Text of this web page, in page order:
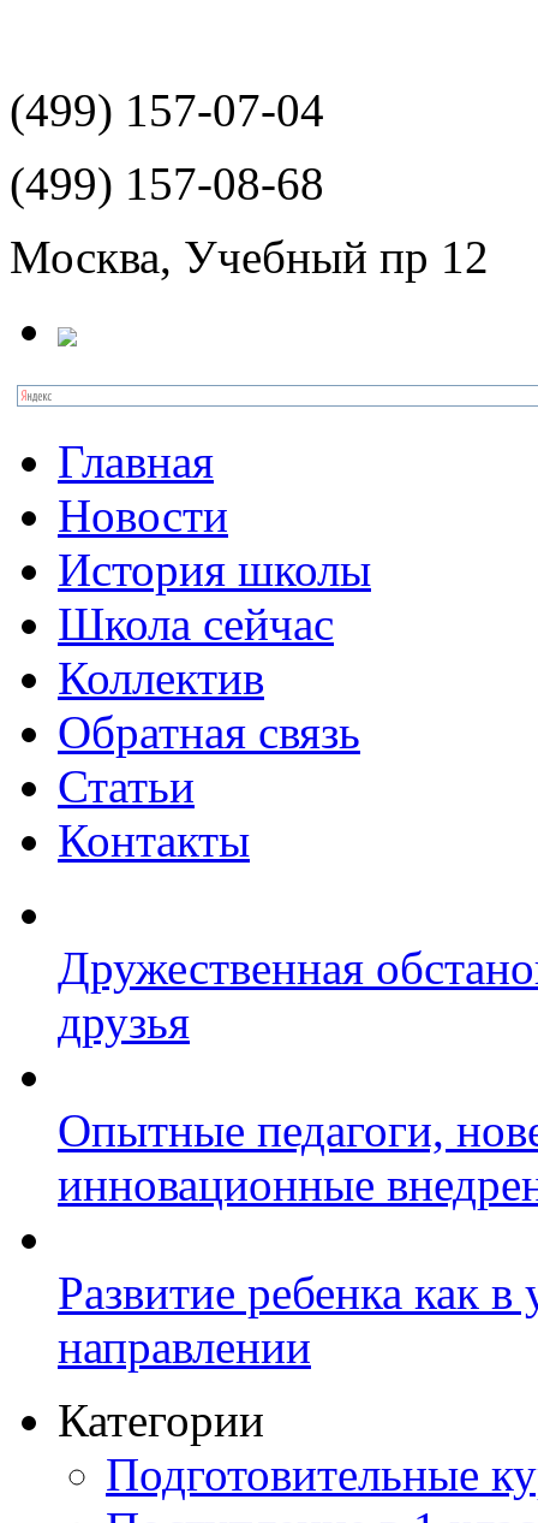
(499) 157-07-04
(499) 157-08-68
Москва, Учебный пр 12
Главная
Новости
История школы
Школа сейчас
Коллектив
Обратная связь
Статьи
Контакты
Дружественная
друзья
Опытные педагоги,
инновационные
Развитие ребенка как
направлении
Категории
Подготовительные